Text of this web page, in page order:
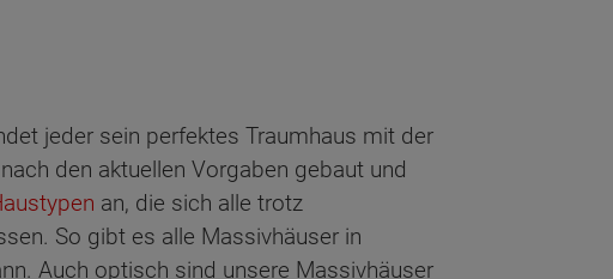
jeder sein perfektes Traumhaus mit der
den aktuellen Vorgaben gebaut und
an, die sich alle trotz
So gibt es alle Massivhäuser in
Auch optisch sind unsere Massivhäuser